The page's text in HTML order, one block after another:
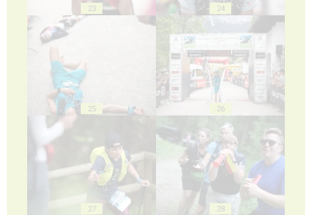
23 24
25 26
27 28